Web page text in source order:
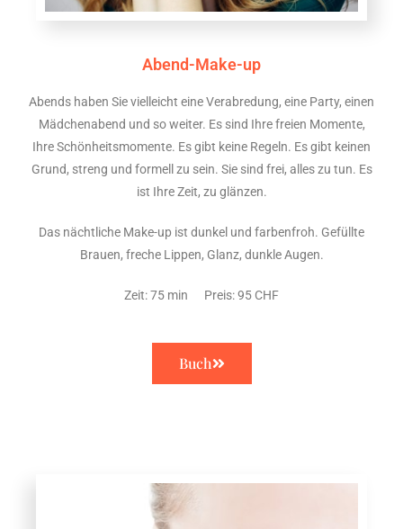
Abend-Make-up
Abends haben Sie vielleicht eine Verabredung, eine Party, einen
Mädchenabend und so weiter. Es sind Ihre freien Momente,
Ihre Schönheitsmomente. Es gibt keine Regeln. Es gibt keinen
Grund, streng und formell zu sein. Sie sind frei, alles zu tun. Es
ist Ihre Zeit, zu glänzen.
Das nächtliche Make-up ist dunkel und farbenfroh. Gefüllte
Brauen, freche Lippen, Glanz, dunkle Augen.
Zeit: 75 min Preis: 95 CHF
Buch